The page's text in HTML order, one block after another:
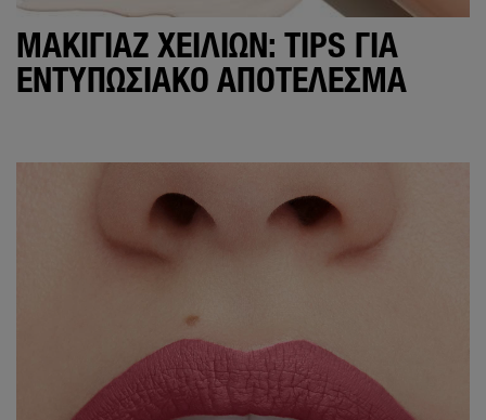
ΜΑΚΙΓΙΆΖ ΧΕΙΛΙΏΝ: TIPS ΓΙΑ
ΕΝΤΥΠΩΣΙΑΚΌ ΑΠΟΤΈΛΕΣΜΑ